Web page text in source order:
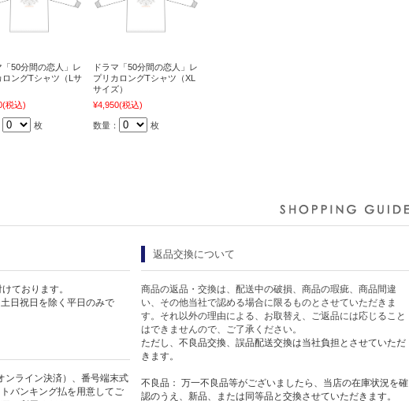
「50分間の恋人」レ
ロングTシャツ（Lサ
(税込)
枚
ドラマ「50分間の恋人」レ
プリカロングTシャツ（XL
サイズ）
¥4,950(税込)
数量： 枚
ております。
日祝日を除く平日のみで
ンライン決済）、番号端末式
バンキング払を用意してご
返品交換について
商品の返品・交換は、配送中の破損、商品の瑕疵、商品間違
い、その他当社で認める場合に限るものとさせていただきま
す。それ以外の理由による、お取替え、ご返品には応じること
はできませんので、ご了承ください。
ただし、不良品交換、誤品配送交換は当社負担とさせていただ
きます。
不良品： 万一不良品等がございましたら、当店の在庫状況を確
認のうえ、新品、または同等品と交換させていただきます。